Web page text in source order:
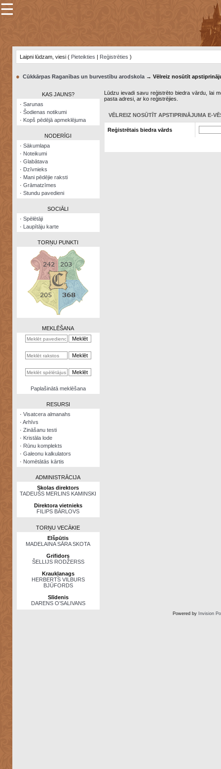
×
Šodienas
notikumi
Visatcera
almanahs
Arhīvs
Zināšanu
kalkulators
Nomētātās
☰
Laipni lūdzam, viesi ( Pieteikties | Reģistrēties )
● Cūkkārpas Raganības un burvestību arodskola→ Vēlreiz nosūtīt
KAS JAUNS?
· Sarunas
· Šodienas notikumi
· Kopš pēdējā apmeklējuma
NODERĪGI
· Sākumlapa
· Noteikumi
· Glabātava
· Dzīvnieks
· Mani pēdējie raksti
· Grāmatzīmes
· Stundu pavedieni
SOCIĀLI
· Spēlētāji
· Laupītāju karte
TORŅU PUNKTI
MEKLĒŠANA
Paplašinātā meklēšana
RESURSI
· Visatcera almanahs
· Arhīvs
· Zināšanu testi
· Kristāla lode
· Rūnu komplekts
· Galeonu kalkulators
· Nomētātās kārtis
ADMINISTRĀCIJA
Skolas direktors
TADEUŠS MERLINS KAMINSKI
Direktora vietnieks
FILIPS BĀRLOVS
TORŅU VECĀKIE
Elšpūtis
MADELAINA SĀRA SKOTA
Grifidors
ŠELLIJS RODŽERSS
Kraukļanags
HERBERTS VILBURS
BJŪFORDS
Slīdenis
DARENS O’SALIVANS
Lūdzu ievadi savu reģistrēto biedra vārdu, lai
pasta adresi, ar ko reģistrējies.
VĒLREIZ NOSŪTĪT APSTIPRINĀJUMA E-
Reģistrētais biedra vārds
Powered by Invision